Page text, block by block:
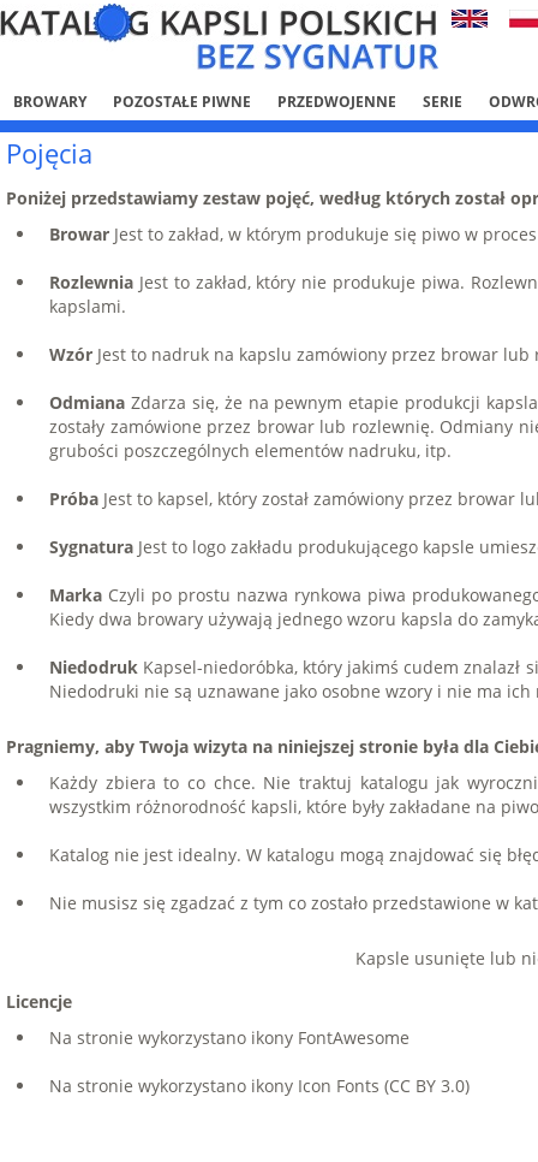
BROWARY POZOSTAŁE PIWNE PRZEDWOJENNE SERIE
Pojęcia
Poniżej przedstawiamy zestaw pojęć, według których został
Browar Jest to zakład, w którym produkuje się piwo w
Rozlewnia Jest to zakład, który nie produkuje piwa.
kapslami.
Wzór Jest to nadruk na kapslu zamówiony przez browar lub
Odmiana Zdarza się, że na pewnym etapie produkcji
zostały zamówione przez browar lub rozlewnię. Odmiany
grubości poszczególnych elementów nadruku, itp.
Próba Jest to kapsel, który został zamówiony przez browar
Sygnatura Jest to logo zakładu produkującego kapsle
Marka Czyli po prostu nazwa rynkowa piwa
Kiedy dwa browary używają jednego wzoru kapsla do
Niedodruk Kapsel-niedoróbka, który jakimś cudem znalazł
Niedodruki nie są uznawane jako osobne wzory i nie ma
Pragniemy, aby Twoja wizyta na niniejszej stronie była dla
Każdy zbiera to co chce. Nie traktuj katalogu jak
wszystkim różnorodność kapsli, które były zakładane na
Katalog nie jest idealny. W katalogu mogą znajdować się
Nie musisz się zgadzać z tym co zostało przedstawione w
Kapsle usunięte lub
Licencje
Na stronie wykorzystano ikony FontAwesome
Na stronie wykorzystano ikony Icon Fonts (CC BY 3.0)